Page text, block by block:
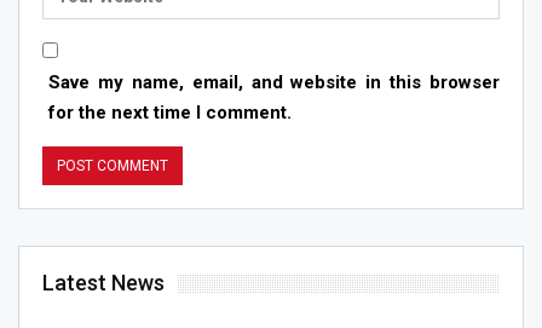
Save my name, email, and website in this browser
for the next time I comment.
Latest News